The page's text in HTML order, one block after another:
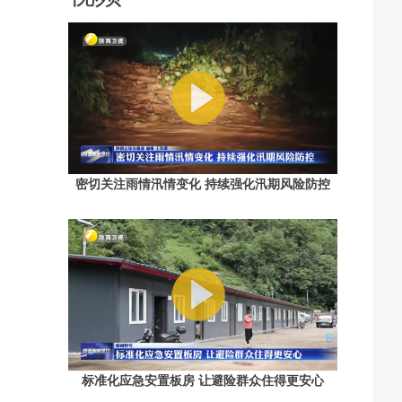
密切关注雨情汛情变化 持续强化汛期风险防控
标准化应急安置板房 让避险群众住得更安心